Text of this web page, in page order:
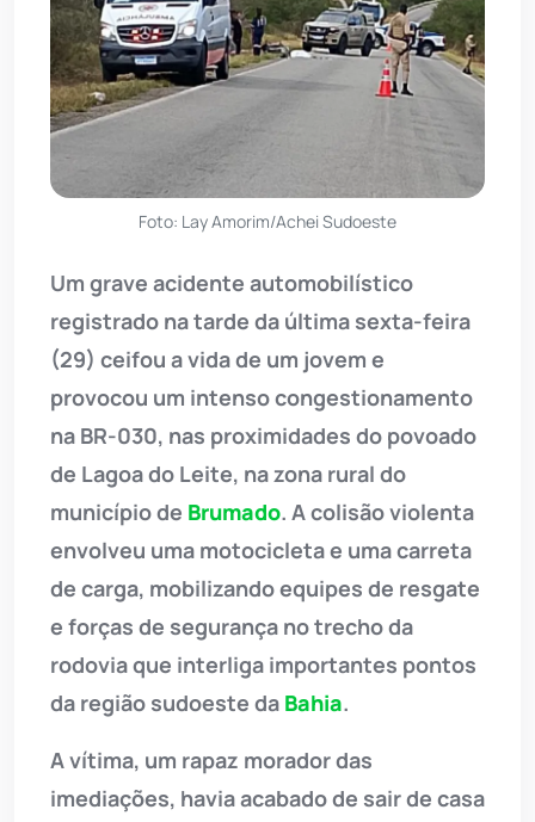
Foto: Lay Amorim/Achei Sudoeste
Um grave acidente automobilístico
registrado na tarde da última sexta-feira
(29) ceifou a vida de um jovem e
provocou um intenso congestionamento
na BR-030, nas proximidades do povoado
de Lagoa do Leite, na zona rural do
município de Brumado. A colisão violenta
envolveu uma motocicleta e uma carreta
de carga, mobilizando equipes de resgate
e forças de segurança no trecho da
rodovia que interliga importantes pontos
da região sudoeste da Bahia.
A vítima, um rapaz morador das
imediações, havia acabado de sair de casa